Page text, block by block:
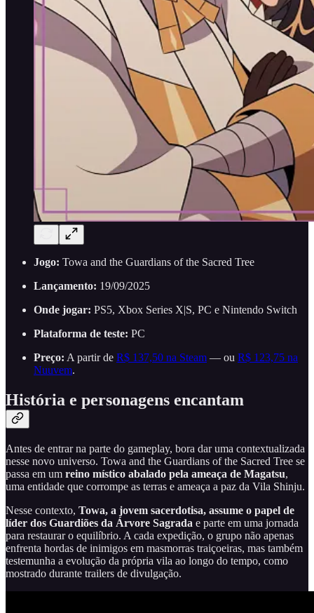
Jogo: Towa and the Guardians of the Sacred Tree
Lançamento: 19/09/2025
Onde jogar: PS5, Xbox Series X|S, PC e Nintendo Switch
Plataforma de teste: PC
Preço: A partir de R$ 137,50 na Steam — ou R$ 123,75 na
Nuuvem.
História e personagens encantam
Antes de entrar na parte do gameplay, bora dar uma contextualizada
nesse novo universo. Towa and the Guardians of the Sacred Tree se
passa em um reino místico abalado pela ameaça de Magatsu,
uma entidade que corrompe as terras e ameaça a paz da Vila Shinju.
Nesse contexto, Towa, a jovem sacerdotisa, assume o papel de
líder dos Guardiões da Árvore Sagrada e parte em uma jornada
para restaurar o equilíbrio. A cada expedição, o grupo não apenas
enfrenta hordas de inimigos em masmorras traiçoeiras, mas também
testemunha a evolução da própria vila ao longo do tempo, como
mostrado durante trailers de divulgação.